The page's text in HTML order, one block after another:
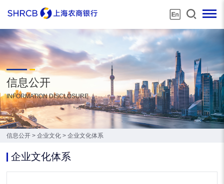
信息公开
INFORMATION DISCLOSURE
信息公开 >企业文化 >企业文化体系
企业文化体系